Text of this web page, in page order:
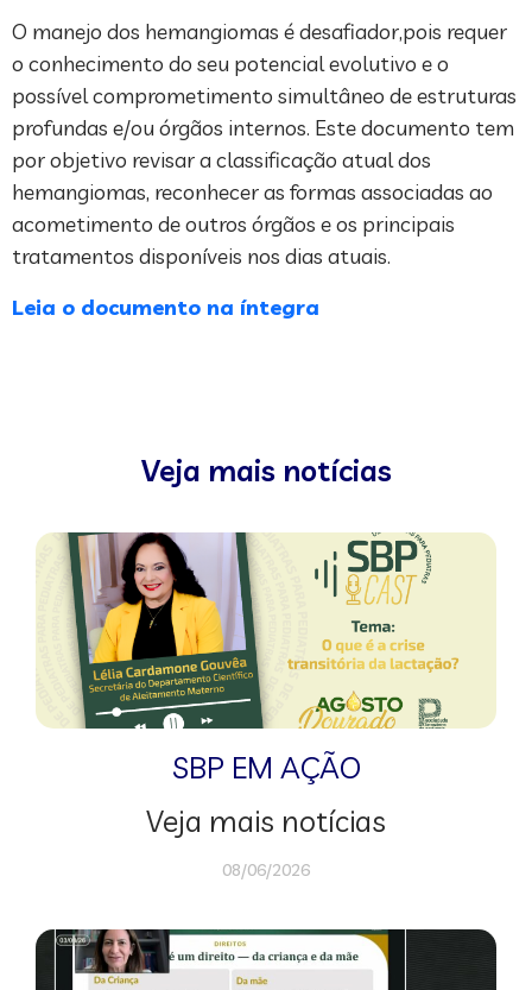
O manejo dos hemangiomas é desafiador,pois requer
o conhecimento do seu potencial evolutivo e o
possível comprometimento simultâneo de estruturas
profundas e/ou órgãos internos. Este documento tem
por objetivo revisar a classificação atual dos
hemangiomas, reconhecer as formas associadas ao
acometimento de outros órgãos e os principais
tratamentos disponíveis nos dias atuais.
Leia o documento na íntegra
Veja mais notícias
SBP EM AÇÃO
Veja mais notícias
08/06/2026